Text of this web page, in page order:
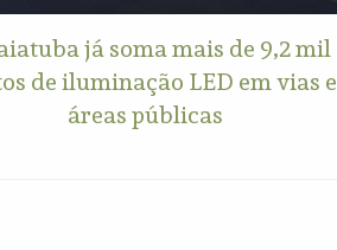
já soma mais de 9,2 mil
de iluminação LED em vias e
áreas públicas